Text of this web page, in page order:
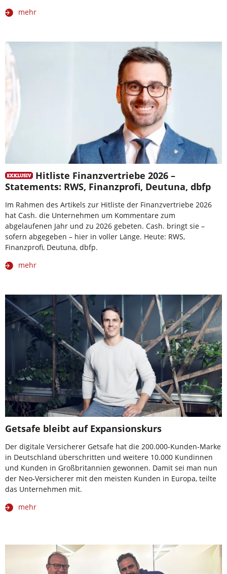
mehr
Hitliste Finanzvertriebe 2026 –
Statements: RWS, Finanzprofi, Deutuna, dbfp
Im Rahmen des Artikels zur Hitliste der Finanzvertriebe 2026
hat Cash. die Unternehmen um Kommentare zum
abgelaufenen Jahr und zu 2026 gebeten. Cash. bringt sie –
sofern abgegeben – hier in voller Länge. Heute: RWS,
Finanzprofi, Deutuna, dbfp.
mehr
Getsafe bleibt auf Expansionskurs
Der digitale Versicherer Getsafe hat die 200.000-Kunden-Marke
in Deutschland überschritten und weitere 10.000 Kundinnen
und Kunden in Großbritannien gewonnen. Damit sei man nun
der Neo-Versicherer mit den meisten Kunden in Europa, teilte
das Unternehmen mit.
mehr